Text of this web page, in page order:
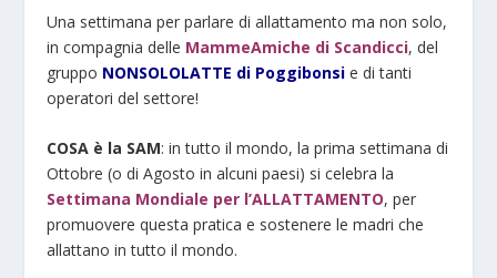
Una settimana per parlare di allattamento ma non solo,
in compagnia delle MammeAmiche di Scandicci, del
gruppo NONSOLOLATTE di Poggibonsi e di tanti
operatori del settore!
COSA è la SAM: in tutto il mondo, la prima settimana di
Ottobre (o di Agosto in alcuni paesi) si celebra la
Settimana Mondiale per l’ALLATTAMENTO, per
promuovere questa pratica e sostenere le madri che
allattano in tutto il mondo.